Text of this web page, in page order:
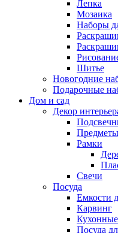
Лепка
Мозаика
Наборы
Шитье
Новогодние
Подарочные
Дом и сад
Декор
Предметы
Рамки
Свечи
Посуда
Емкости
Карвинг
Посуда